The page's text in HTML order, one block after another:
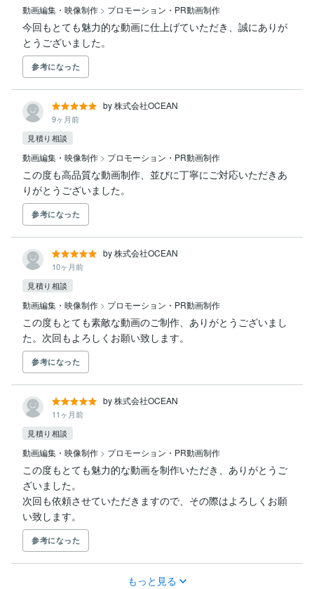
動画編集・映像制作 > プロモーション・PR動画制作
今回もとても魅力的な動画に仕上げていただき、誠にありが
とうございました。
参考になった
by 株式会社OCEAN
9ヶ月前
見積り相談
動画編集・映像制作 > プロモーション・PR動画制作
この度も高品質な動画制作、並びに丁寧にご対応いただきあ
りがとうございました。
参考になった
by 株式会社OCEAN
10ヶ月前
見積り相談
動画編集・映像制作 > プロモーション・PR動画制作
この度もとても素敵な動画のご制作、ありがとうございまし
た。次回もよろしくお願い致します。
参考になった
by 株式会社OCEAN
11ヶ月前
見積り相談
動画編集・映像制作 > プロモーション・PR動画制作
この度もとても魅力的な動画を制作いただき、ありがとうご
ざいました。
次回も依頼させていただきますので、その際はよろしくお願
い致します。
参考になった
もっと見る